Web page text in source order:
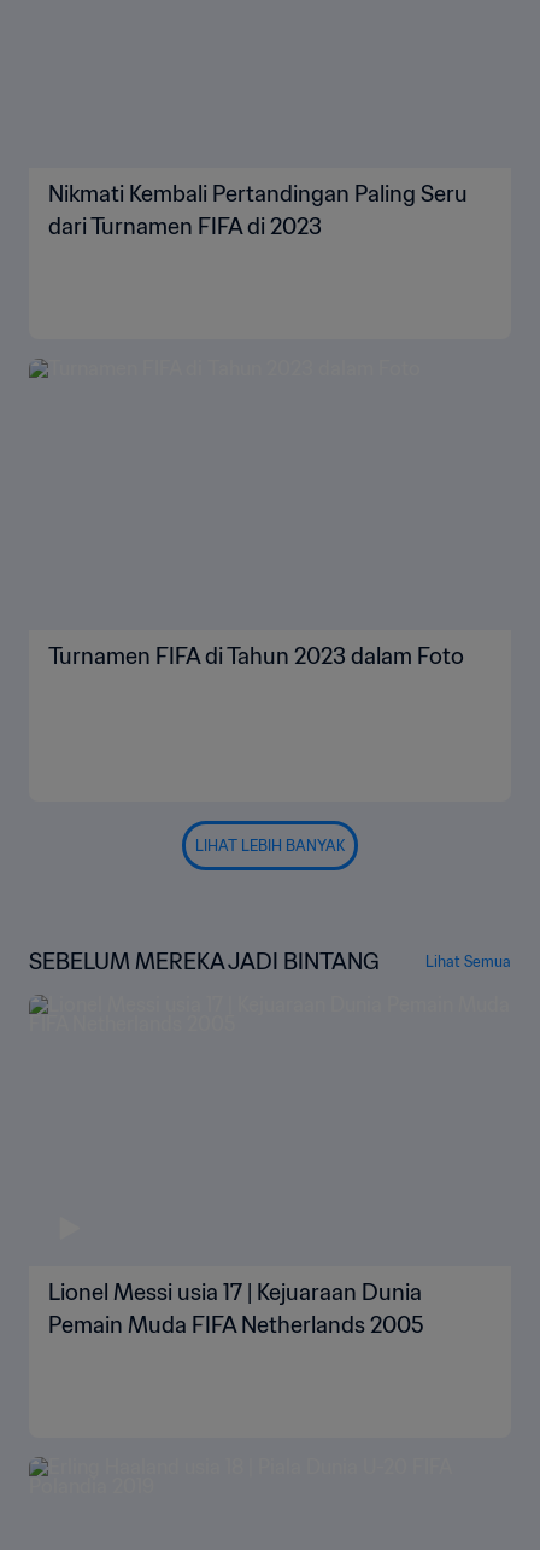
Nikmati Kembali Pertandingan Paling Seru
dari Turnamen FIFA di 2023
Turnamen FIFA di Tahun 2023 dalam Foto
LIHAT LEBIH BANYAK
SEBELUM MEREKA JADI BINTANG Lihat Semua
Lionel Messi usia 17 | Kejuaraan Dunia
Pemain Muda FIFA Netherlands 2005